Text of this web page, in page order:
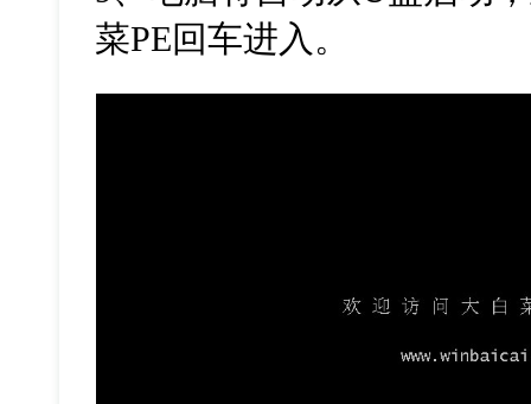
菜PE回车进入。